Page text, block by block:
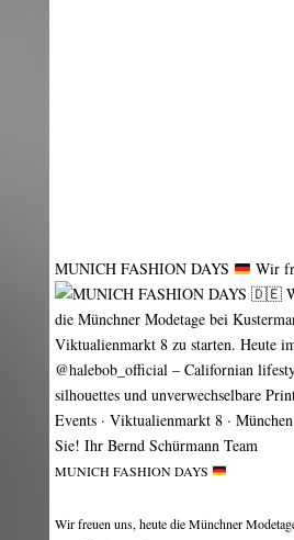
MUNICH FASHION DAYS Wir
MUNICH FASHION DAYS
Wir freuen uns, heute die Münchner